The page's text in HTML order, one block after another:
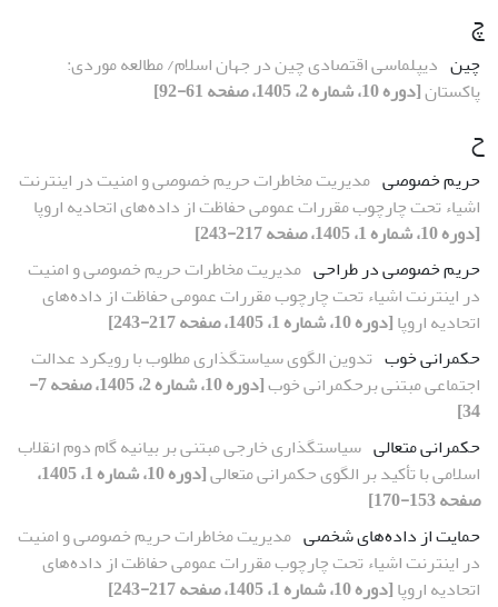
چ
چین دیپلماسی اقتصادی چین در جهان اسلام/ مطالعه موردی:
پاکستان[دوره 10، شماره 2، 1405، صفحه 61-92]
ح
حریم خصوصی مدیریت مخاطرات حریم خصوصی و امنیت در اینترنت
اشیاء تحت چارچوب مقررات عمومی حفاظت از داده‌های اتحادیه اروپا
[دوره 10، شماره 1، 1405، صفحه 217-243]
حریم خصوصی در طراحی مدیریت مخاطرات حریم خصوصی و امنیت
در اینترنت اشیاء تحت چارچوب مقررات عمومی حفاظت از داده‌های
اتحادیه اروپا[دوره 10، شماره 1، 1405، صفحه 217-243]
حکمرانی خوب تدوین الگوی سیاستگذاری مطلوب با رویکرد عدالت
اجتماعی مبتنی برحکمرانی خوب
[دوره 10، شماره 2، 1405، صفحه 7-
34]
حکمرانی متعالی سیاستگذاری خارجی مبتنی بر بیانیه گام دوم انقلاب
اسلامی با تأکید بر الگوی حکمرانی متعالی
[دوره 10، شماره 1، 1405،
صفحه 153-170]
حمایت از داده‌های شخصی مدیریت مخاطرات حریم خصوصی و امنیت
در اینترنت اشیاء تحت چارچوب مقررات عمومی حفاظت از داده‌های
اتحادیه اروپا[دوره 10، شماره 1، 1405، صفحه 217-243]